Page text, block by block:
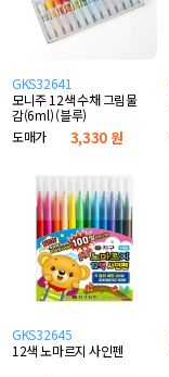
GKS32641
모니주 12색 수채 그림물
감(6ml) (블루)
도매가
3,330 원
GKS32645
12색 노마르지 사인펜